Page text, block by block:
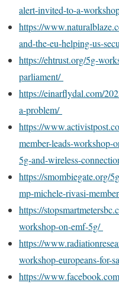
alert-invited-to-a-
https://
and-the-eu-helping-us-
https://ehtrust.org/5g-
parliament/
https://einarflydal.com/
a-problem/
https://
member-leads-
5g-and-wireless-
https://smombiegate.org/
mp-michele-rivasi-
https://
workshop-on-emf-5g/
https://
workshop-europeans-for-
https://